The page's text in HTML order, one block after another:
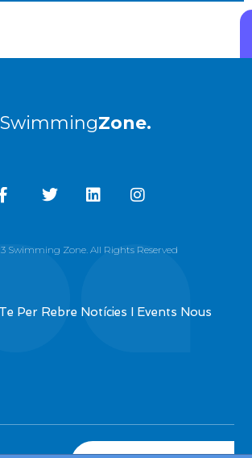
SwimmingZone.
Swimming Zone. All Rights Reserved
Per Rebre Notícies I Events Nous